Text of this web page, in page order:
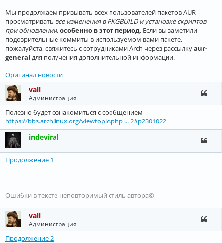
Мы продолжаем призывать всех пользователей пакетов AUR
просматривать все изменения в PKGBUILD и установке скриптов
при обновлении,особенно в этот период. Если вы заметили
подозрительные коммиты в используемом вами пакете,
пожалуйста, свяжитесь с сотрудниками Arch через рассылкуaur-
general для получения дополнительной информации.
Оригинал новости
vall
Администрация
Полезно будет ознакомиться с сообщением
https://bbs.archlinux.org/viewtopic.php ... 2#p2301022
indeviral
Продолжение 1
Ошибки в тексте-неповторимый стиль автора©
vall
Администрация
Продолжение 2